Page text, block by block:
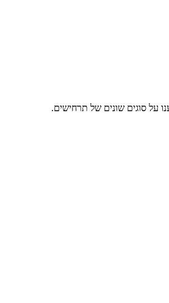
על סוגים שונים של תרחישים.